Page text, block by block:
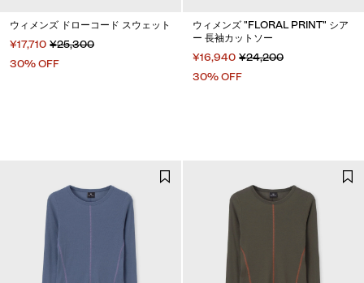
ウィメンズ ドローコード スウェット
¥17,710 ¥25,300
30% OFF
ウィメンズ "FLORAL PRINT" シア
ー 長袖カットソー
¥16,940 ¥24,200
30% OFF